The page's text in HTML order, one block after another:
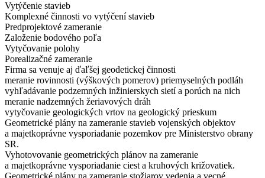
Vytýčenie stavieb
Komplexné činnosti vo vytýčení stavieb
Predprojektové zameranie
Založenie bodového poľa
Vytyčovanie polohy
Porealizačné zameranie
Firma sa venuje aj ďaľšej geodetickej činnosti
meranie rovinnosti (výškových pomerov) priemyselných podláh
vyhľadávanie podzemných inžinierskych sietí a porúch na nich
meranie nadzemných žeriavových dráh
vytyčovanie geologických vrtov na geologický prieskum
Geometrické plány na zameranie stavieb vojenských objektov
a majetkoprávne vysporiadanie pozemkov pre Ministerstvo obrany
SR.
Vyhotovovanie geometrických plánov na zameranie
a majetkoprávne vysporiadanie ciest a kruhových križovatiek.
Geometrické plány na zameranie stožiarov vedenia a vecné